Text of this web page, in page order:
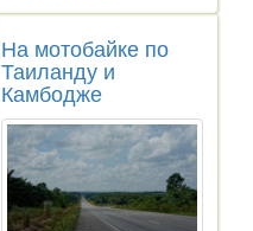
На мотобайке по
Таиланду и
Камбодже